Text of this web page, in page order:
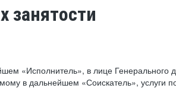
занятости
«Исполнитель», в лице Генерального
в дальнейшем «Соискатель», услуги